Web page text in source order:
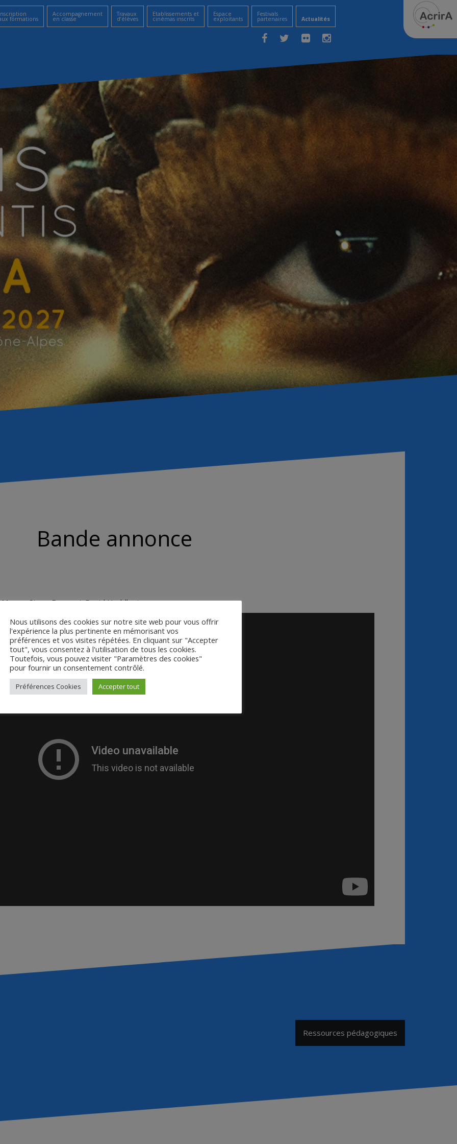
formations
Accompagnement
en classe
Travaux
d’élèves
Etablissements et
cinémas inscrits
Espace
exploitants
Festivals
partenaires Actualités
Bande annonce
Moore, Steve Buscemi, David Huddleston
Ressources pédagogiques
Nous utilisons des cookies sur notre site web pour vous offrir
l'expérience la plus pertinente en mémorisant vos
préférences et vos visites répétées. En cliquant sur "Accepter
tout", vous consentez à l'utilisation de tous les cookies.
Toutefois, vous pouvez visiter "Paramètres des cookies"
pour fournir un consentement contrôlé.
Préférences Cookies Accepter tout